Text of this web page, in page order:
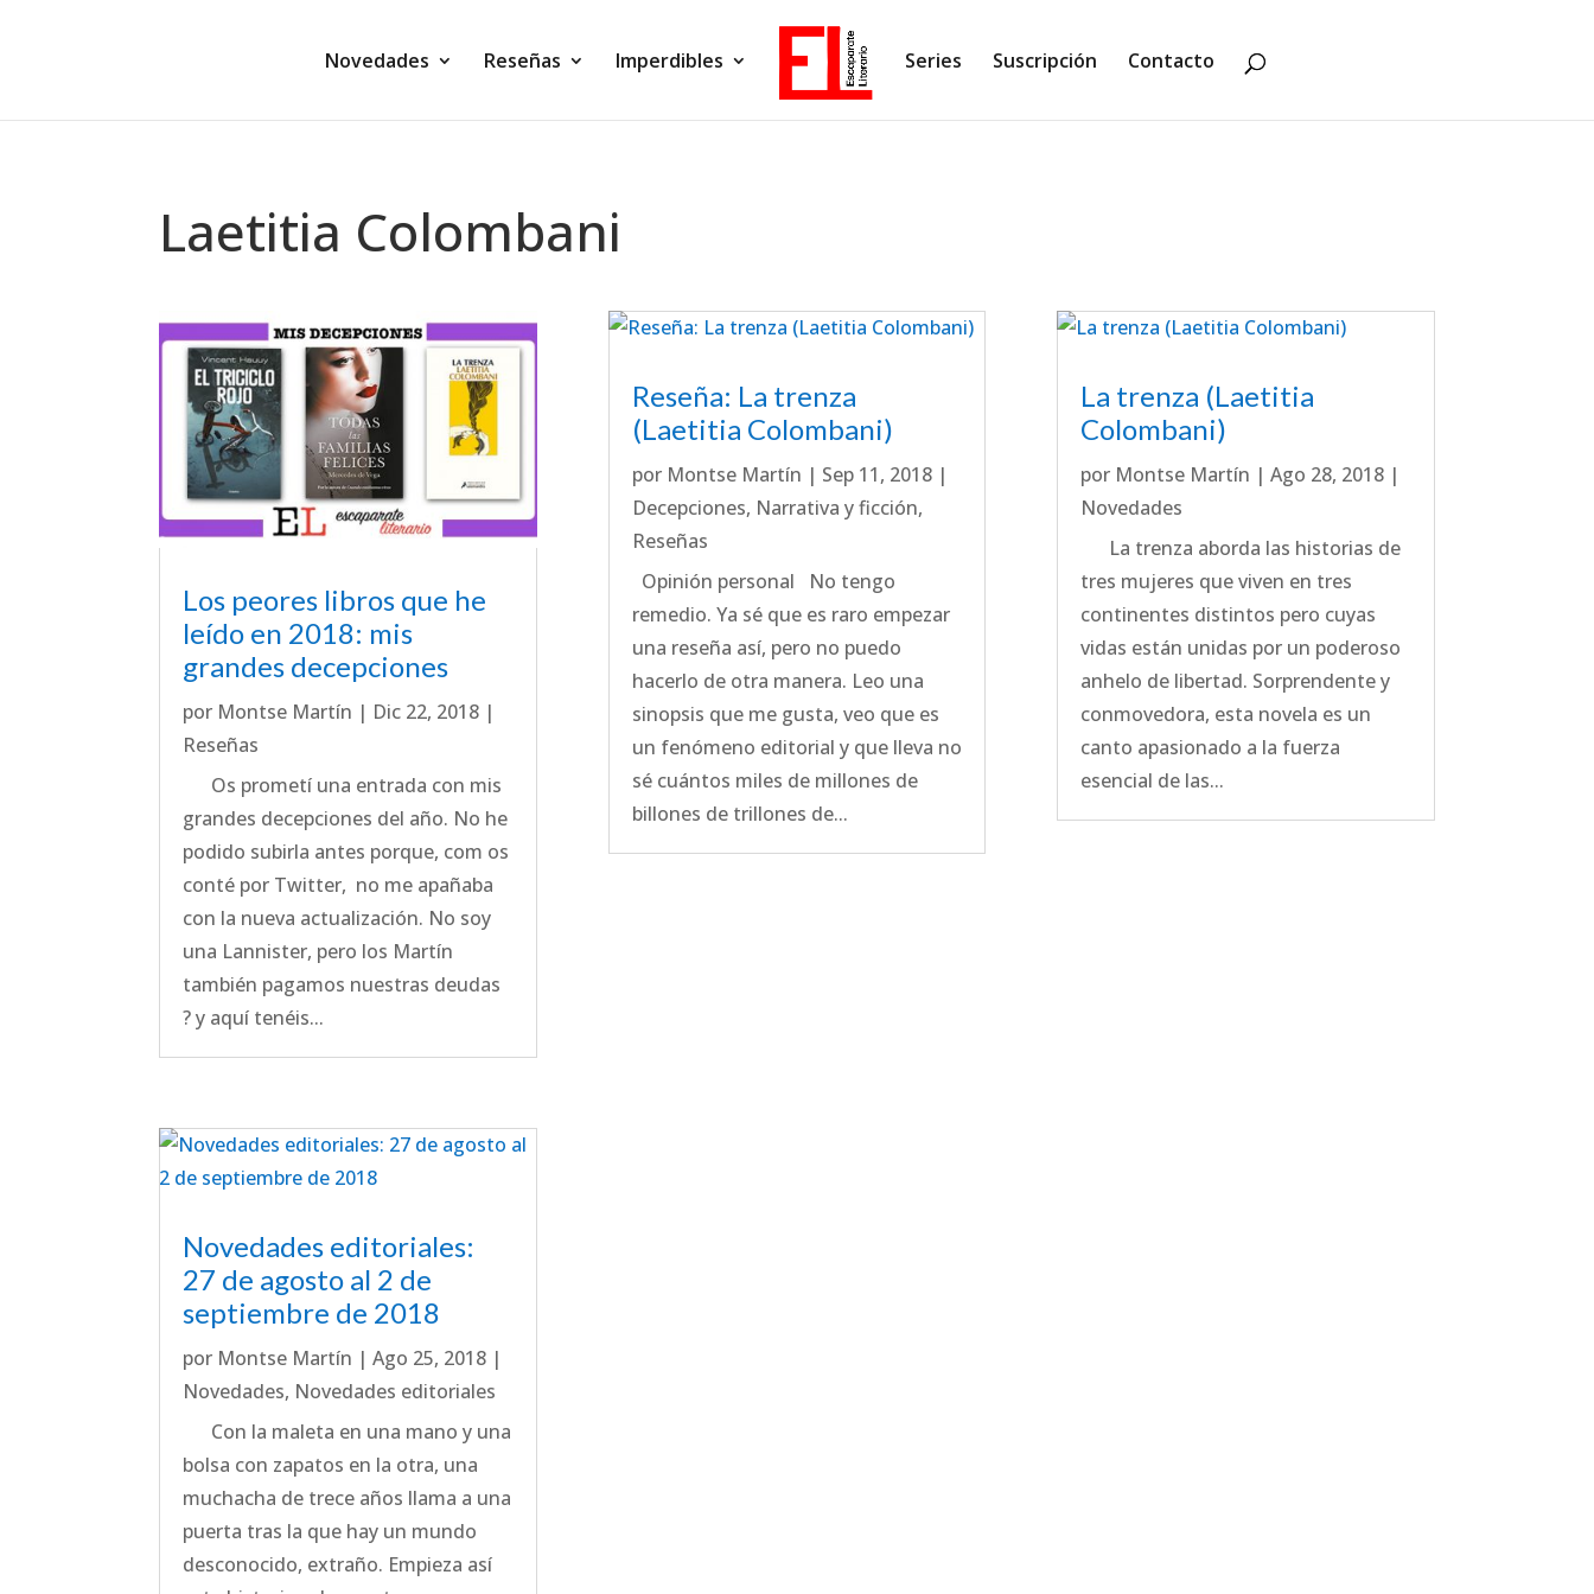
Novedades Reseñas Imperdibles Series Suscripción Contacto
Laetitia Colombani
Los peores libros que he
leído en 2018: mis
grandes decepciones
por Montse Martín | Dic 22, 2018 |
Reseñas
Os prometí una entrada con mis
grandes decepciones del año. No he
podido subirla antes porque, com os
conté por Twitter, no me apañaba
con la nueva actualización. No soy
una Lannister, pero los Martín
también pagamos nuestras deudas
? y aquí tenéis...
Novedades editoriales:
27 de agosto al 2 de
septiembre de 2018
por Montse Martín |Ago 25, 2018 |
Novedades, Novedades editoriales
Con la maleta en una mano y una
bolsa con zapatos en la otra, una
muchacha de trece años llama a una
puerta tras la que hay un mundo
desconocido, extraño. Empieza así
Reseña: La trenza
(Laetitia Colombani)
por Montse Martín | Sep 11, 2018|
Decepciones, Narrativa y ficción,
Reseñas
Opinión personal No tengo
remedio. Ya sé que es raro empezar
una reseña así, pero no puedo
hacerlo de otra manera. Leo una
sinopsis que me gusta, veo que es
un fenómeno editorial y que lleva no
sé cuántos miles de millones de
billones de trillones de...
La trenza (Laetitia
Colombani)
por Montse Martín | Ago 28, 2018|
Novedades
La trenza aborda las historias de
tres mujeres que viven en tres
continentes distintos pero cuyas
vidas están unidas por un poderoso
anhelo de libertad. Sorprendente y
conmovedora, esta novela es un
canto apasionado a la fuerza
esencial de las...